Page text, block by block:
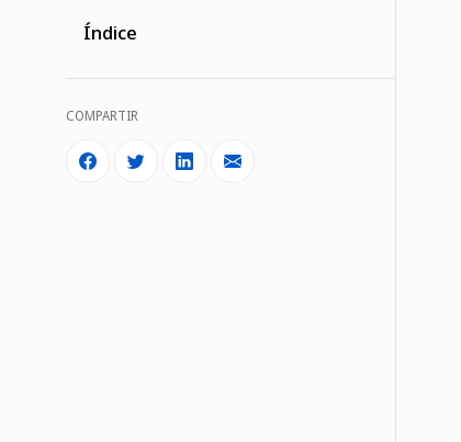
Índice
COMPARTIR